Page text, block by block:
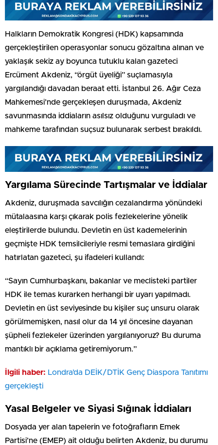
Halkların Demokratik Kongresi (HDK) kapsamında
gerçekleştirilen operasyonlar sonucu gözaltına alınan ve
yaklaşık sekiz ay boyunca tutuklu kalan gazeteci
Ercüment Akdeniz, “örgüt üyeliği” suçlamasıyla
yargılandığı davadan beraat etti. İstanbul 26. Ağır Ceza
Mahkemesi’nde gerçekleşen duruşmada, Akdeniz
savunmasında iddiaların asılsız olduğunu vurguladı ve
mahkeme tarafından suçsuz bulunarak serbest bırakıldı.
Yargılama Sürecinde Tartışmalar ve İddialar
Akdeniz, duruşmada savcılığın cezalandırma yönündeki
mütalaasına karşı çıkarak polis fezlekelerine yönelik
eleştirilerde bulundu. Devletin en üst kademelerinin
geçmişte HDK temsilcileriyle resmi temaslara girdiğini
hatırlatan gazeteci, şu ifadeleri kullandı:
“Sayın Cumhurbaşkanı, bakanlar ve meclisteki partiler
HDK ile temas kurarken herhangi bir uyarı yapılmadı.
Devletin en üst seviyesinde bu kişiler suç unsuru olarak
görülmemişken, nasıl olur da 14 yıl öncesine dayanan
şüpheli fezlekeler üzerinden yargılanıyoruz? Bu duruma
mantıklı bir açıklama getiremiyorum.”
İlgili haber: Londra’da DEİK/DTİK Genç Diaspora Tanıtımı
gerçekleşti
Yasal Belgeler ve Siyasi Sığınak İddiaları
Dosyada yer alan tapelerin ve fotoğrafların Emek
Partisi’ne (EMEP) ait olduğu belirten Akdeniz, bu durumu